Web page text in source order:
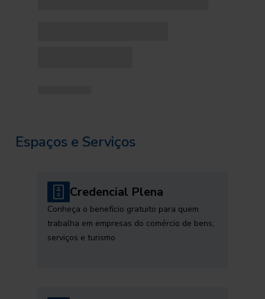
Espaços e Serviços
Credencial Plena
Conheça o benefício gratuito para quem
trabalha em empresas do comércio de bens,
serviços e turismo